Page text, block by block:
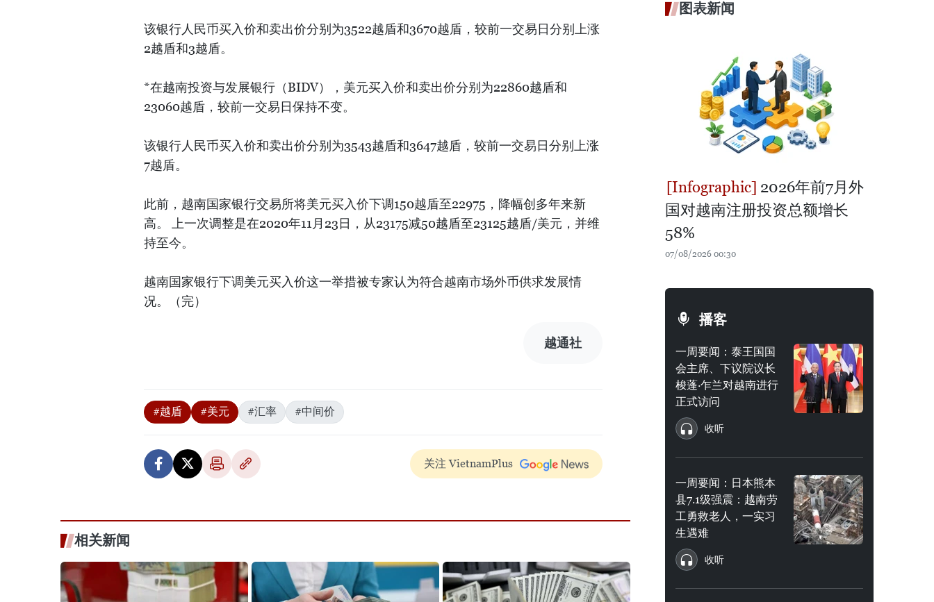
该银行人民币买入价和卖出价分别为3522越盾和3670越盾，较前一交易日分别上涨
2越盾和3越盾。
*在越南投资与发展银行（BIDV），美元买入价和卖出价分别为22860越盾和
23060越盾，较前一交易日保持不变。
该银行人民币买入价和卖出价分别为3543越盾和3647越盾，较前一交易日分别上涨
7越盾。
此前，越南国家银行交易所将美元买入价下调150越盾至22975，降幅创多年来新
高。 上一次调整是在2020年11月23日，从23175减50越盾至23125越盾/美元，并维
持至今。
越南国家银行下调美元买入价这一举措被专家认为符合越南市场外币供求发展情
况。（完）
越通社
#越盾 #美元 #汇率 #中间价
关注 VietnamPlus
相关新闻
图表新闻
2026年前7月外
国对越南注册投资总额增长
58%
07/08/2026 00:30
播客
一周要闻：泰王国国
会主席、下议院议长
梭蓬·乍兰对越南进行
正式访问
收听
一周要闻：日本熊本
县7.1级强震：越南劳
工勇救老人，一实习
生遇难
收听